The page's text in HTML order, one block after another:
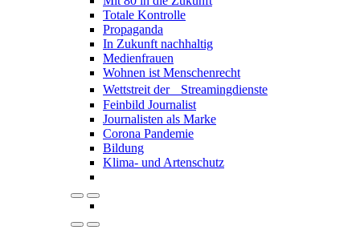
Totale Kontrolle
Propaganda
In Zukunft nachhaltig
Medienfrauen
Wohnen ist Menschenrecht
Wettstreit der Streamingdienste
Feinbild Journalist
Journalisten als Marke
Corona Pandemie
Bildung
Klima- und Artenschutz